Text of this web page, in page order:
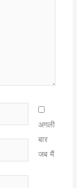
अगली
बार
जब मैं